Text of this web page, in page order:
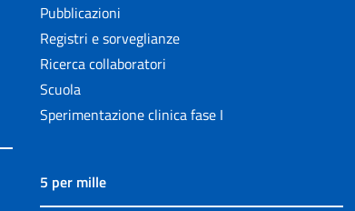
Pubblicazioni
Registri e sorveglianze
Ricerca collaboratori
Scuola
Sperimentazione clinica fase I
5 per mille